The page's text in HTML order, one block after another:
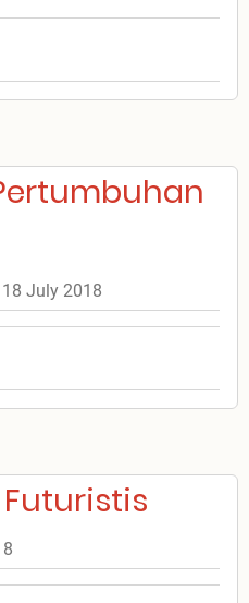
18 July 2018